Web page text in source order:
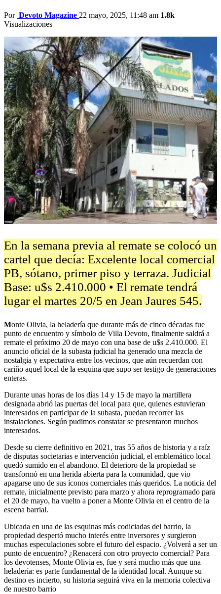
Por Devoto Magazine 22 mayo, 2025, 11:48 am 1.8k
Visualizaciones
En la semana previa al remate se colocó un
cartel que decía: Excelente local comercial
PB, sótano, primer piso y terraza. Judicial
Base: u$s 2.410.000 • El remate tendrá
lugar el martes 20/5 en Jean Jaures 545.
Monte Olivia, la heladería que durante más de cinco décadas fue
punto de encuentro y símbolo de Villa Devoto, finalmente saldrá a
remate el próximo 20 de mayo con una base de u$s 2.410.000. El
anuncio oficial de la subasta judicial ha generado una mezcla de
nostalgia y expectativa entre los vecinos, que aún recuerdan con
cariño aquel local de la esquina que supo ser testigo de generaciones
enteras.
Durante unas horas de los días 14 y 15 de mayo la martillera
designada abrió las puertas del local para que, quienes estuvieran
interesados en participar de la subasta, puedan recorrer las
instalaciones. Según pudimos constatar se presentaron muchos
interesados.
Desde su cierre definitivo en 2021, tras 55 años de historia y a raíz
de disputas societarias e intervención judicial, el emblemático local
quedó sumido en el abandono. El deterioro de la propiedad se
transformó en una herida abierta para la comunidad, que vio
apagarse uno de sus íconos comerciales más queridos. La noticia del
remate, inicialmente previsto para marzo y ahora reprogramado para
el 20 de mayo, ha vuelto a poner a Monte Olivia en el centro de la
escena barrial.
Ubicada en una de las esquinas más codiciadas del barrio, la
propiedad despertó mucho interés entre inversores y surgieron
muchas especulaciones sobre el futuro del espacio. ¿Volverá a ser un
punto de encuentro? ¿Renacerá con otro proyecto comercial? Para
los devotenses, Monte Olivia es, fue y será mucho más que una
heladería: es parte fundamental de la identidad local. Aunque su
destino es incierto, su historia seguirá viva en la memoria colectiva
de nuestro barrio